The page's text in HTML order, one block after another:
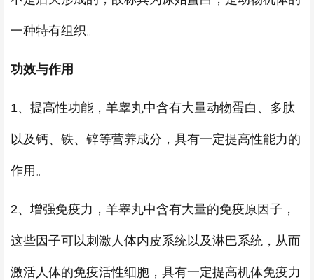
一种特有组织。
功效与作用
1、提高性功能，羊睾丸中含有大量动物蛋白、多肽
以及钙、铁、锌等营养成分，具有一定提高性能力的
作用。
2、增强免疫力，羊睾丸中含有大量的免疫原因子，
这些因子可以刺激人体内皮系统以及淋巴系统，从而
激活人体的免疫活性细胞，具有一定提高机体免疫力